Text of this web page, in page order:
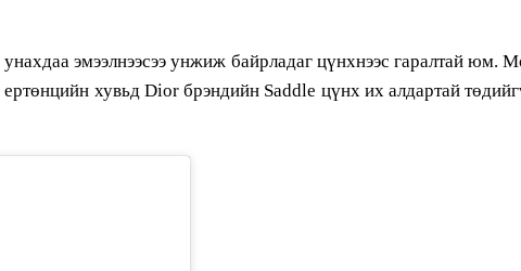
эмээлнээсээ унжиж байрладаг цүнхнээс гаралтай юм.
хувьд Dior брэндийн Saddle цүнх их алдартай